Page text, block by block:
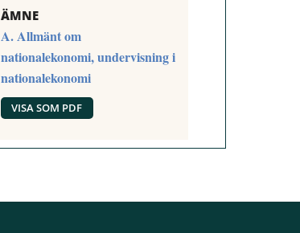
ÄMNE
A. Allmänt om
nationalekonomi, undervisning i
nationalekonomi
VISA SOM PDF